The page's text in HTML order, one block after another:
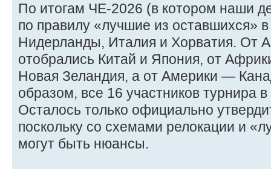
По итогам ЧЕ-2026 (в котором наши
по правилу «лучшие из оставшихся»
Нидерланды, Италия и Хорватия. От
отобрались Китай и Япония, от
Новая Зеландия, а от Америки —
образом, все 16 участников турнира
Осталось только официально
поскольку со схемами релокации и
могут быть нюансы.